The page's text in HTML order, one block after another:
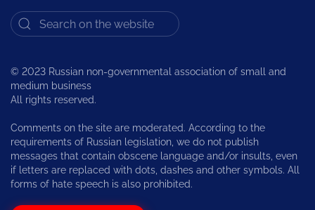
© 2023 Russian non-governmental association of small and
medium business
All rights reserved.
Comments on the site are moderated. According to the
requirements of Russian legislation, we do not publish
messages that contain obscene language and/or insults, even
if letters are replaced with dots, dashes and other symbols. All
forms of hate speech is also prohibited.